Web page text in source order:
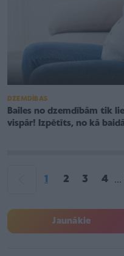
DZEMDĪBAS
Bailes no dzemdībām tik
vispār! Izpētīts, no kā
1 2 3 4 ...
Jaunākie